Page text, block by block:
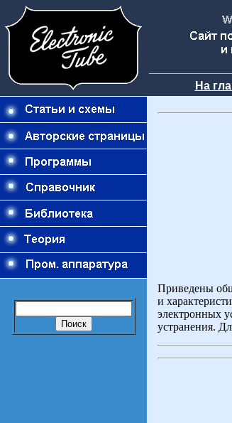
На
Приведены
и
электронных
устранения.